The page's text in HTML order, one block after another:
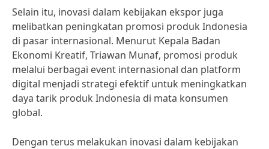
Selain itu, inovasi dalam kebijakan ekspor juga
melibatkan peningkatan promosi produk Indonesia
di pasar internasional. Menurut Kepala Badan
Ekonomi Kreatif, Triawan Munaf, promosi produk
melalui berbagai event internasional dan platform
digital menjadi strategi efektif untuk meningkatkan
daya tarik produk Indonesia di mata konsumen
global.
Dengan terus melakukan inovasi dalam kebijakan